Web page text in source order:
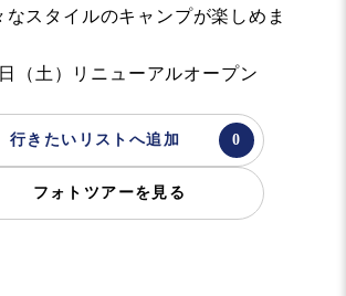
なスタイルのキャンプが楽しめま
（土）リニューアルオープン
行きたいリストへ追加
フォトツアーを見る